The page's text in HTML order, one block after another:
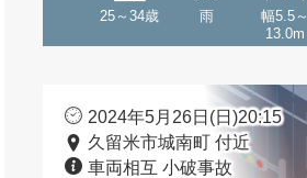
25～34歳 雨
幅5.5～
13.0m
2024年5月26日(日)20:15
久留米市城南町 付近
車両相互 小破事故